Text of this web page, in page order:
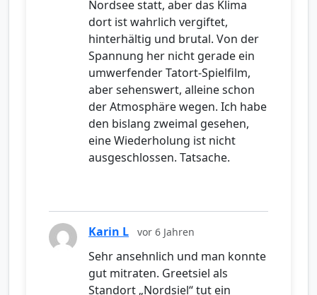
Nordsee statt, aber das Klima
dort ist wahrlich vergiftet,
hinterhältig und brutal. Von der
Spannung her nicht gerade ein
umwerfender Tatort-Spielfilm,
aber sehenswert, alleine schon
der Atmosphäre wegen. Ich habe
den bislang zweimal gesehen,
eine Wiederholung ist nicht
ausgeschlossen. Tatsache.
Karin L vor 6 Jahren
Sehr ansehnlich und man konnte
gut mitraten. Greetsiel als
Standort „Nordsiel“ tut ein